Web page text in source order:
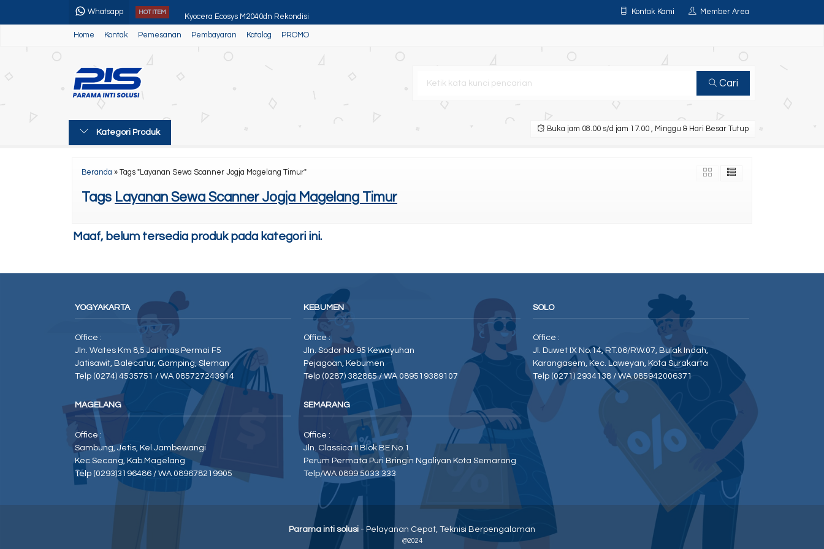
Whatsapp HOT ITEM Kyocera Ecosys M2040dn Rekondisi
Canon Ir 1643i/1643iF
Canon Ir 525iF II
Kontak Kami Member Area
Home Kontak Pemesanan Pembayaran Katalog PROMO
Cari
Kategori Produk Buka jam 08.00 s/d jam 17.00 , Minggu & Hari Besar Tutup
Beranda » Tags "Layanan Sewa Scanner Jogja Magelang Timur"
Tags Layanan Sewa Scanner Jogja Magelang Timur
Maaf, belum tersedia produk pada kategori ini.
YOGYAKARTA
Office :
Jln. Wates Km 8,5 Jatimas Permai F5
Jatisawit, Balecatur, Gamping, Sleman
Telp (0274) 4535751 / WA 085727243914
MAGELANG
Office :
Sambung, Jetis, Kel.Jambewangi
Kec.Secang, Kab.Magelang
Telp (0293)3196486 / WA 089678219905
KEBUMEN
Office :
Jln. Sodor No 95 Kewayuhan
Pejagoan, Kebumen
Telp (0287) 382865 / WA 089519389107
SEMARANG
Office :
Jln. Classica II Blok BE No.1
Perum Permata Puri Bringin Ngaliyan Kota Semarang
Telp/WA 0899 5033 333
SOLO
Office :
Jl. Duwet IX No.14, RT.06/RW.07, Bulak Indah,
Karangasem, Kec. Laweyan, Kota Surakarta
Telp (0271) 2934138 / WA 085942006371
Parama inti solusi - Pelayanan Cepat, Teknisi Berpengalaman
@2024